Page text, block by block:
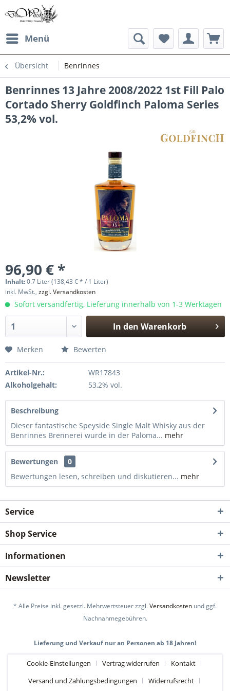
Menü
Übersicht Benrinnes
Benrinnes 13 Jahre 2008/2022 1st Fill Palo
Cortado Sherry Goldfinch Paloma Series
53,2% vol.
96,90 € *
Inhalt:0.7 Liter (138,43 € * / 1 Liter)
inkl. MwSt., zzgl. Versandkosten
Sofort versandfertig, Lieferung innerhalb von 1-3 Werktagen
In den Warenkorb
Merken Bewerten
Artikel-Nr.:
WR17843
Alkoholgehalt:
53,2% vol.
Beschreibung
Dieser fantastische Speyside Single Malt Whisky aus der
Benrinnes Brennerei wurde in der Paloma... mehr
Bewertungen
0
Bewertungen lesen, schreiben und diskutieren... mehr
Service
Shop Service
Informationen
Newsletter
* Alle Preise inkl. gesetzl. Mehrwertsteuer zzgl.Versandkosten und ggf.
Nachnahmegebühren.
Lieferung und Verkauf nur an Personen ab 18 Jahren!
Cookie-Einstellungen Vertrag widerrufen
Kontakt
Versand und Zahlungsbedingungen
Widerrufsrecht